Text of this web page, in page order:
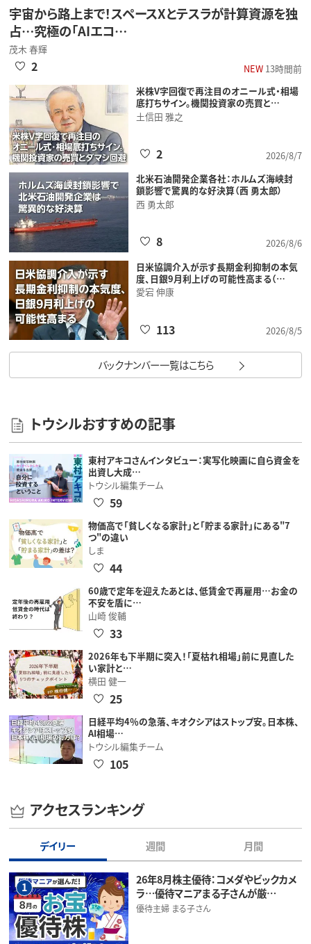
宇宙から路上まで！スペースXとテスラが計算資源を独
占…究極の「AIエコ…
茂木 春輝
NEW13時間前
2
米株V字回復で再注目のオニール式・相場
底打ちサイン。機関投資家の売買と…
土信田 雅之
2026/8/7
2
北米石油開発企業各社：ホルムズ海峡封
鎖影響で驚異的な好決算（西 勇太郎）
西 勇太郎
2026/8/6
8
日米協調介入が示す長期金利抑制の本気
度、日銀9月利上げの可能性高まる（…
愛宕 伸康
2026/8/5
113
バックナンバー一覧はこちら
トウシルおすすめの記事
東村アキコさんインタビュー：実写化映画に自ら資金を
出資し大成…
トウシル編集チーム
59
物価高で「貧しくなる家計」と「貯まる家計」にある"7
つ"の違い
しま
44
60歳で定年を迎えたあとは、低賃金で再雇用…お金の
不安を盾に…
山崎 俊輔
33
2026年も下半期に突入！「夏枯れ相場」前に見直した
い家計と…
横田 健一
25
日経平均4％の急落、キオクシアはストップ安。日本株、
AI相場…
トウシル編集チーム
105
アクセスランキング
デイリー 週間 月間
1
26年8月株主優待：コメダやビックカメ
ラ…優待マニアまる子さんが厳…
優待主婦 まる子さん